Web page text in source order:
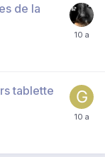
de la
tablette